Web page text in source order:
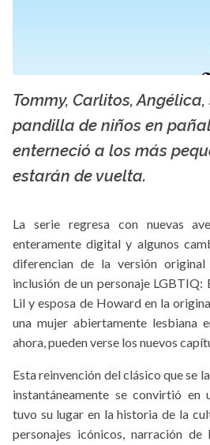
Tommy, Carlitos, Angélica,
pandilla de niños en
enterneció a los más
estarán de vuelta.
La serie regresa con nuevas
enteramente digital y algunos
diferencian de la versión
inclusión de un personaje
Lil y esposa de Howard en la
una mujer abiertamente lesbiana
ahora, pueden verse los nuevos
Esta reinvención del clásico que se
instantáneamente se convirtió en
tuvo su lugar en la historia de la
personajes icónicos, narración